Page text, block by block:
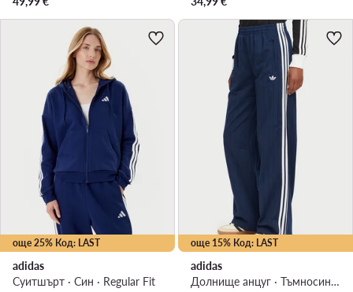
още 25% Код: LAST
adidas
Суитшърт · Син · Regular Fit
още 15% Код: LAST
adidas
Долнище анцуг · Тъмносин · Relaxed Fit